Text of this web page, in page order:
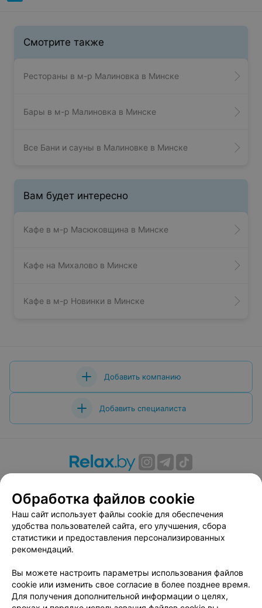
Смотрите также
Рестораны в м-р Малиновка в Минске
Бары в м-р Малиновка в Минске
Все Бани и сауны в Малиновке в Минске
Вам будет интересно
Кафе в м-р Масюковщина в Минске
Кафе на Михалово в Минске
Кафе в м-р Новинки в Минске
Добавить компанию
Добавить специалиста
Вакансии
Публичный договор
Способы оплаты
Публичный договор по использованию сервиса
«Афиша»
Пользовательское соглашение
Связаться по вопросам сотрудничества
Написать руководителю relax.by
Обработка файлов cookie
Наш сайт использует файлы cookie для обеспечения
удобства пользователей сайта, его улучшения, сбора
статистики и предоставления персонализированных
рекомендаций.
Вы можете настроить параметры использования файлов
cookie или изменить свое согласие в более позднее время.
Для получения дополнительной информации о целях,